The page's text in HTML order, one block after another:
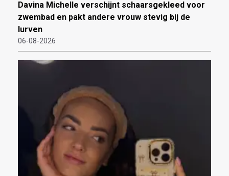
Davina Michelle verschijnt schaarsgekleed voor
zwembad en pakt andere vrouw stevig bij de
lurven
06-08-2026